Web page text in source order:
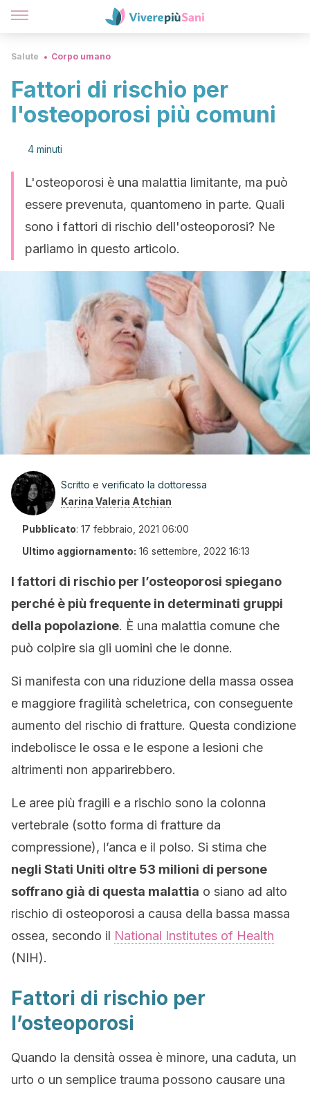
Salute Corpo umano
Fattori di rischio per
l'osteoporosi più comuni
4 minuti
L'osteoporosi è una malattia limitante, ma può
essere prevenuta, quantomeno in parte. Quali
sono i fattori di rischio dell'osteoporosi? Ne
parliamo in questo articolo.
Scritto e verificato la dottoressa
Karina Valeria Atchian
Pubblicato: 17 febbraio, 2021 06:00
Ultimo aggiornamento: 16 settembre, 2022 16:13
I fattori di rischio per l’osteoporosi spiegano
perché è più frequente in determinati gruppi
della popolazione. È una malattia comune che
può colpire sia gli uomini che le donne.
Si manifesta con una riduzione della massa ossea
e maggiore fragilità scheletrica, con conseguente
aumento del rischio di fratture. Questa condizione
indebolisce le ossa e le espone a lesioni che
altrimenti non apparirebbero.
Le aree più fragili e a rischio sono la colonna
vertebrale (sotto forma di fratture da
compressione), l’anca e il polso. Si stima che
negli Stati Uniti oltre 53 milioni di persone
soffrano già di questa malattia o siano ad alto
rischio di osteoporosi a causa della bassa massa
ossea, secondo il National Institutes of Health
(NIH).
Fattori di rischio per
l’osteoporosi
Quando la densità ossea è minore, una caduta, un
urto o un semplice trauma possono causare una